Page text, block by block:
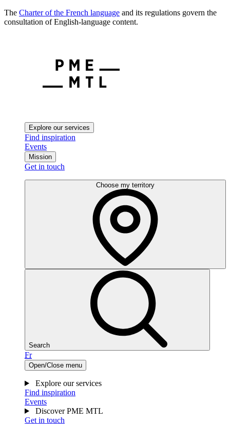
The Charter of the French language and its regulations govern the
consultation of English-language content.
Explore our services
Find inspiration
Events
Mission
Get in touch
Choose my territory
Search
Fr
Open/Close menu
Explore our services
Find inspiration
Events
Discover PME MTL
Get in touch